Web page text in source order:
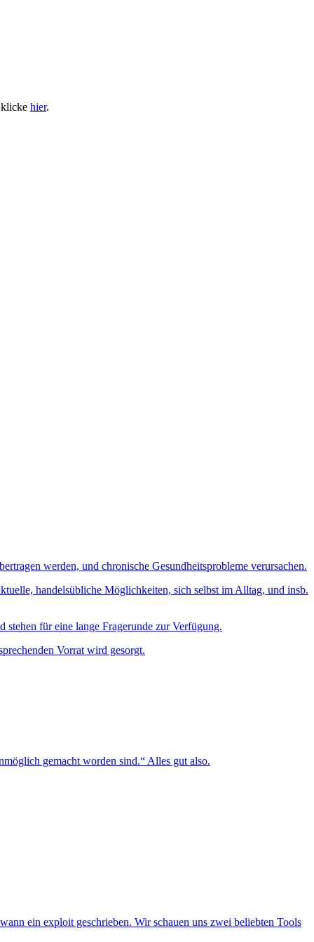
klicke hier.
werden, und chronische Gesundheitsprobleme verursachen.
handelsübliche Möglichkeiten, sich selbst im Alltag, und insb.
für eine lange Fragerunde zur Verfügung.
Vorrat wird gesorgt.
gemacht worden sind.“ Alles gut also.
ein exploit geschrieben. Wir schauen uns zwei beliebten Tools